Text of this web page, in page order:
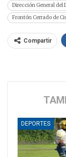
Dirección General del
Frontón Cerrado de
Compartir
DEPORTES